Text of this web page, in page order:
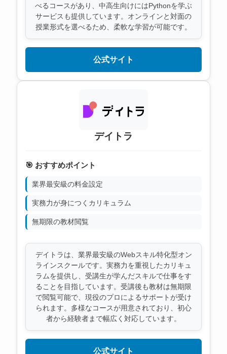
べるコースがあり、中高生向けにはPythonを学ぶ
サービスも提供しています。オンラインと対面の
授業形式を選べるため、柔軟な学習が可能です。
公式サイト
デイトラ
🎯 おすすめポイント
業界最安級の料金設定
実務力が身につくカリキュラム
無期限の教材閲覧
デイトラは、業界最安級のWebスキル特化型オン
ラインスクールです。実務力を重視したカリキュ
ラムを提供し、受講生が学んだスキルで仕事をす
ることを目指しています。受講後も教材は無期限
で閲覧可能で、現役のプロによるサポートが受け
られます。多様なコースが用意されており、初心
者から経験者まで幅広く対応しています。
公式サイト